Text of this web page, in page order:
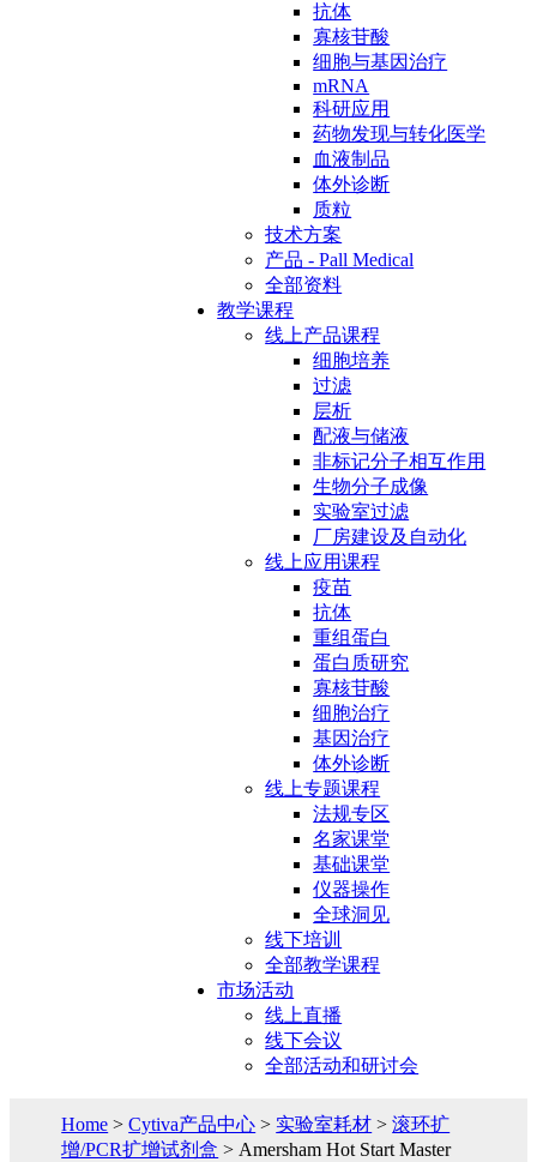
抗体
寡核苷酸
细胞与基因治疗
mRNA
科研应用
药物发现与转化医学
血液制品
体外诊断
质粒
技术方案
产品 - Pall Medical
全部资料
教学课程
线上产品课程
细胞培养
过滤
层析
配液与储液
非标记分子相互作用
生物分子成像
实验室过滤
厂房建设及自动化
线上应用课程
疫苗
抗体
重组蛋白
蛋白质研究
寡核苷酸
细胞治疗
基因治疗
体外诊断
线上专题课程
法规专区
名家课堂
基础课堂
仪器操作
全球洞见
线下培训
全部教学课程
市场活动
线上直播
线下会议
全部活动和研讨会
Home >Cytiva产品中心 > 实验室耗材 >滚环扩
增/PCR扩增试剂盒 > Amersham Hot Start Master